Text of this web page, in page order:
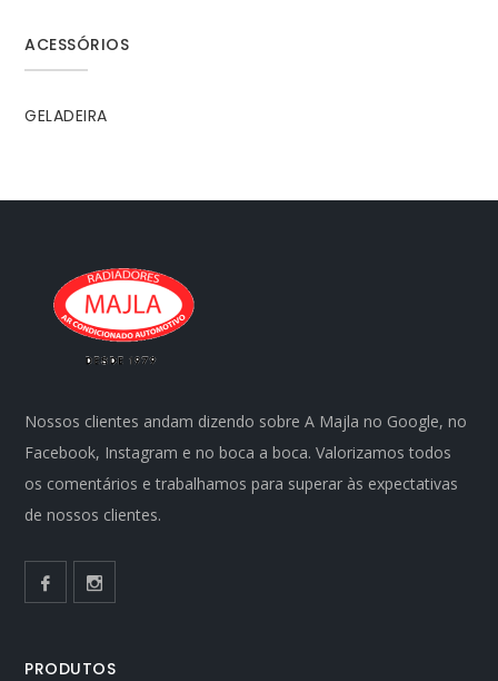
ACESSÓRIOS
GELADEIRA
Nossos clientes andam dizendo sobre A Majla no Google, no
Facebook, Instagram e no boca a boca. Valorizamos todos
os comentários e trabalhamos para superar às expectativas
de nossos clientes.
PRODUTOS